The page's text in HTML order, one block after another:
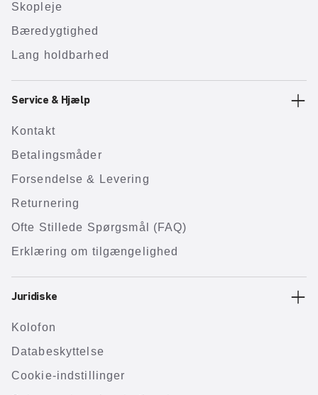
Skopleje
Bæredygtighed
Lang holdbarhed
Service & Hjælp
Kontakt
Betalingsmåder
Forsendelse & Levering
Returnering
Ofte Stillede Spørgsmål (FAQ)
Erklæring om tilgængelighed
Juridiske
Kolofon
Databeskyttelse
Cookie-indstillinger